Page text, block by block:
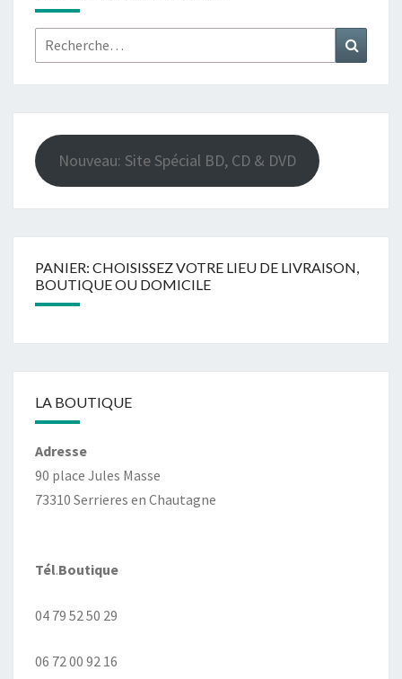
Rechercher :
Nouveau: Site Spécial BD, CD & DVD
PANIER: CHOISISSEZ VOTRE LIEU DE LIVRAISON,
BOUTIQUE OU DOMICILE
LA BOUTIQUE
Adresse
90 place Jules Masse
73310 Serrieres en Chautagne
Tél.Boutique
04 79 52 50 29
06 72 00 92 16